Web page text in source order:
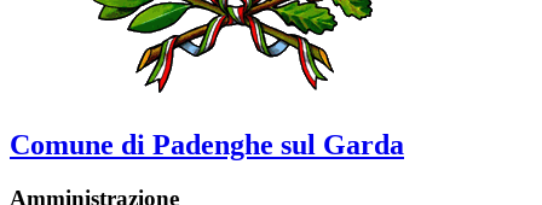
Comune di Padenghe sul Garda
Amministrazione